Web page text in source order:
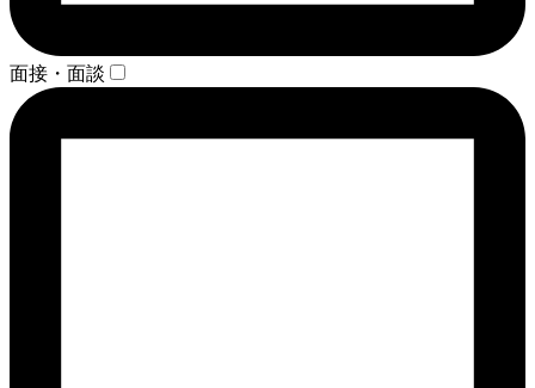
面接・面談